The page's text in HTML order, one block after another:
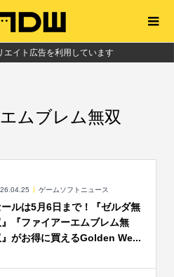
エイト広告を利用しています
ムブレム無双
ゲームソフトニュース
ルは5月6日まで！『ゼルダ無
『ファイアーエムブレム無
がお得に買えるGolden We...